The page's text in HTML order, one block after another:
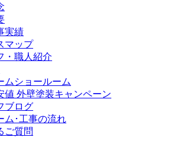
実績
マップ
・職人紹介
ムショールーム
値 外壁塗装キャンペーン
ブログ
ム･工事の流れ
ご質問